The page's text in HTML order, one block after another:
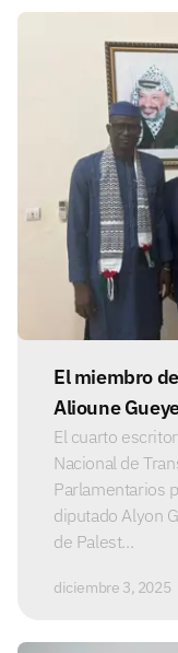
El miembro
Alioune
Estado de
El cuarto
Nacional de
Parlamentarios
diputado Alyon
de Palest...
diciembre 3, 2025